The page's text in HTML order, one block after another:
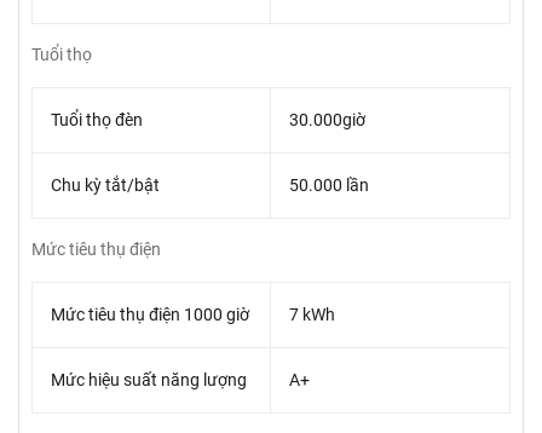
Tuổi thọ
Tuổi thọ đèn 30.000giờ
Chu kỳ tắt/bật 50.000 lần
Mức tiêu thụ điện
Mức tiêu thụ điện 1000 giờ 7 kWh
Mức hiệu suất năng lượng A+